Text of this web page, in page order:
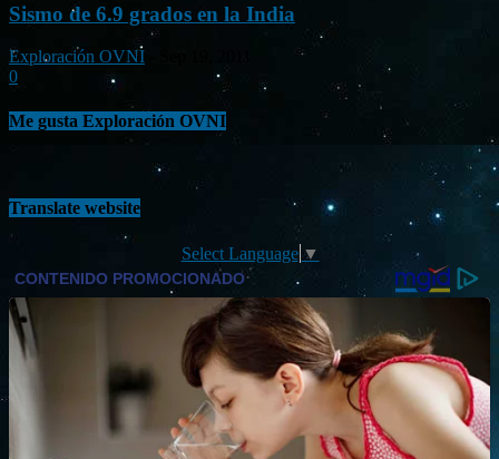
Sismo de 6.9 grados en la India
Exploración OVNI
0
Me gusta Exploración OVNI
Translate website
Select Language ▼